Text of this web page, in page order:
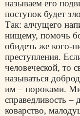
называем его
поступок будет
Так: алчущего
нищему, помочь
обидеть же кого-
преступления.
человеческой, то
называться
им – пороками.
справедливость –
коварство,